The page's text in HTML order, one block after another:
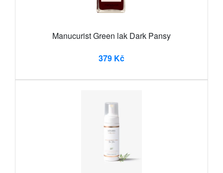
Manucurist Green lak Dark Pansy
379 Kč